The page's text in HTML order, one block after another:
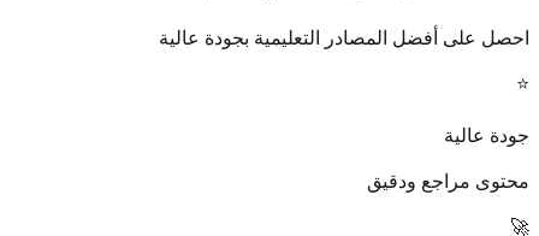
احصل على أفضل المصادر التعليمية بجودة عالية
⭐
جودة عالية
محتوى مراجع ودقيق
🚀